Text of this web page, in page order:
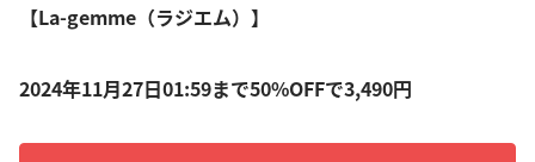
【La-gemme（ラジエム）】
2024年11月27日01:59まで50%OFFで3,490円